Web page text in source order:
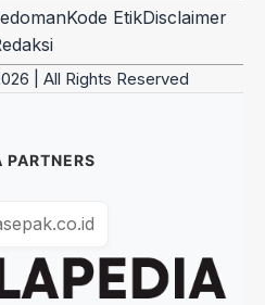
Kode EtikDisclaimer
| All Rights Reserved
PARTNERS